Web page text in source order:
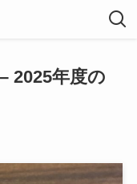
2025年度の